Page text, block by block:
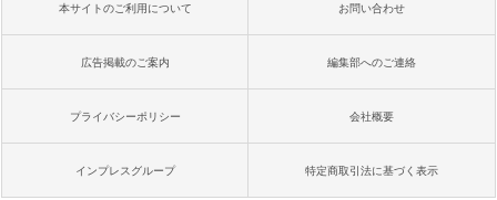
本サイトのご利用について お問い合わせ
広告掲載のご案内 編集部へのご連絡
プライバシーポリシー 会社概要
インプレスグループ 特定商取引法に基づく表示